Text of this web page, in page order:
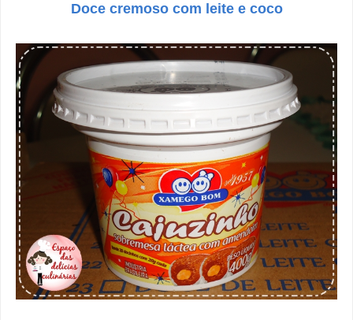
Doce cremoso com leite e coco